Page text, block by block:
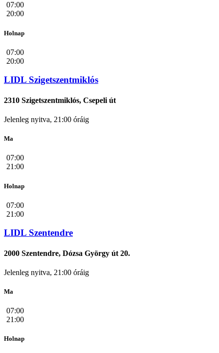
07:00
20:00
Holnap
07:00
20:00
LIDL Szigetszentmiklós
2310 Szigetszentmiklós, Csepeli út
Jelenleg nyitva, 21:00 óráig
Ma
07:00
21:00
Holnap
07:00
21:00
LIDL Szentendre
2000 Szentendre, Dózsa György út 20.
Jelenleg nyitva, 21:00 óráig
Ma
07:00
21:00
Holnap